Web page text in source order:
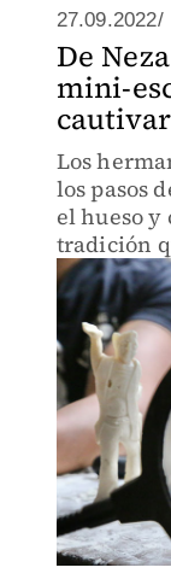
27.09.2022/
De
mini-
Los
los pasos
el hueso y
tradición
años